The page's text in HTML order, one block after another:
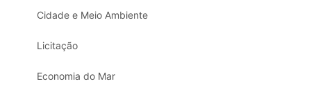
Cidade e Meio Ambiente
Licitação
Economia do Mar